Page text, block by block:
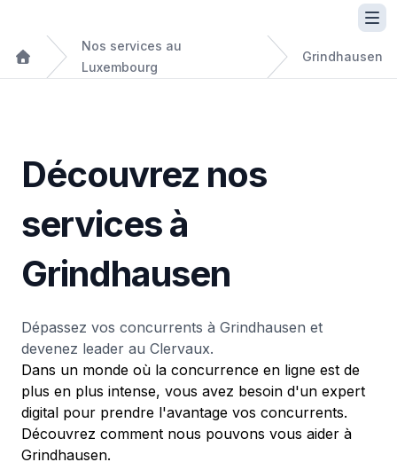
Nos services au
Luxembourg
Grindhausen
Découvrez nos
services à
Grindhausen
Dépassez vos concurrents à Grindhausen et
devenez leader au Clervaux.
Dans un monde où la concurrence en ligne est de
plus en plus intense, vous avez besoin d'un expert
digital pour prendre l'avantage vos concurrents.
Découvrez comment nous pouvons vous aider à
Grindhausen.